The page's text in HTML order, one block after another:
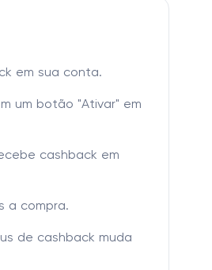
em sua conta.
um botão "Ativar" em
cashback em
a compra.
de cashback muda